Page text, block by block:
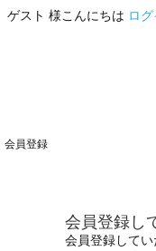
ゲスト 様こんにちは ロ
会員登録
会員登録し
会員登録して